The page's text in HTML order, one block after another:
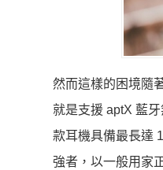
然而這樣的困境隨
就是支援 aptX 藍
款耳機具備最長達
強者，以一般用家